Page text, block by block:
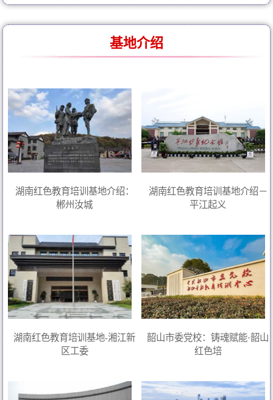
基地介绍
湖南红色教育培训基地介绍：
郴州汝城
湖南红色教育培训基地介绍－
平江起义
湖南红色教育培训基地-湘江新
区工委
韶山市委党校：铸魂赋能·韶山
红色培